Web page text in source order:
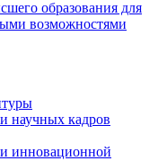
образования для
возможностями
научных кадров
инновационной